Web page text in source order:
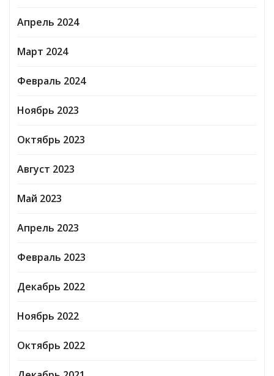
Апрель 2024
Март 2024
Февраль 2024
Ноябрь 2023
Октябрь 2023
Август 2023
Май 2023
Апрель 2023
Февраль 2023
Декабрь 2022
Ноябрь 2022
Октябрь 2022